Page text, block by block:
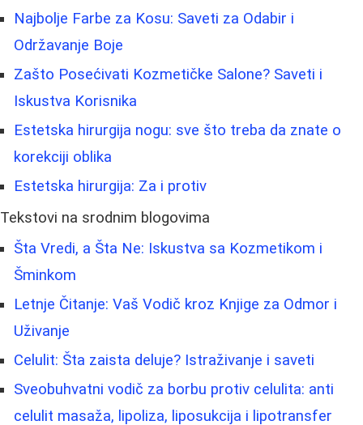
Najbolje Farbe za Kosu: Saveti za Odabir i
Održavanje Boje
Zašto Posećivati Kozmetičke Salone? Saveti i
Iskustva Korisnika
Estetska hirurgija nogu: sve što treba da znate o
korekciji oblika
Estetska hirurgija: Za i protiv
Tekstovi na srodnim blogovima
Šta Vredi, a Šta Ne: Iskustva sa Kozmetikom i
Šminkom
Letnje Čitanje: Vaš Vodič kroz Knjige za Odmor i
Uživanje
Celulit: Šta zaista deluje? Istraživanje i saveti
Sveobuhvatni vodič za borbu protiv celulita: anti
celulit masaža, lipoliza, liposukcija i lipotransfer